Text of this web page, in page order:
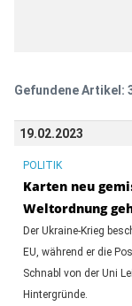
Gefundene Artikel:
19.02.2023
POLITIK
Karten neu
Weltordnung
Der Ukraine-Krieg
EU, während er die
Schnabl von der Uni
Hintergründe.